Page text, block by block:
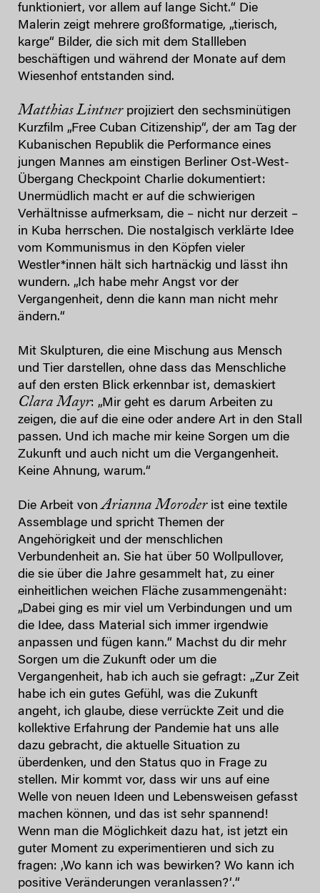
funktioniert, vor allem auf lange Sicht.“ Die
Malerin zeigt mehrere großformatige, „tierisch,
karge“ Bilder, die sich mit dem Stallleben
beschäftigen und während der Monate auf dem
Wiesenhof entstanden sind.
Matthias Lintnerprojiziert den sechsminütigen
Kurzfilm „Free Cuban Citizenship“, der am Tag der
Kubanischen Republik die Performance eines
jungen Mannes am einstigen Berliner Ost-West-
Übergang Checkpoint Charlie dokumentiert:
Unermüdlich macht er auf die schwierigen
Verhältnisse aufmerksam, die – nicht nur derzeit –
in Kuba herrschen. Die nostalgisch verklärte Idee
vom Kommunismus in den Köpfen vieler
Westler*innen hält sich hartnäckig und lässt ihn
wundern. „Ich habe mehr Angst vor der
Vergangenheit, denn die kann man nicht mehr
ändern.“
Mit Skulpturen, die eine Mischung aus Mensch
und Tier darstellen, ohne dass das Menschliche
auf den ersten Blick erkennbar ist, demaskiert
Clara Mayr: „Mir geht es darum Arbeiten zu
zeigen, die auf die eine oder andere Art in den Stall
passen. Und ich mache mir keine Sorgen um die
Zukunft und auch nicht um die Vergangenheit.
Keine Ahnung, warum.“
Die Arbeit vonArianna Moroderist eine textile
Assemblage und spricht Themen der
Angehörigkeit und der menschlichen
Verbundenheit an. Sie hat über 50 Wollpullover,
die sie über die Jahre gesammelt hat, zu einer
einheitlichen weichen Fläche zusammengenäht:
„Dabei ging es mir viel um Verbindungen und um
die Idee, dass Material sich immer irgendwie
anpassen und fügen kann.“ Machst du dir mehr
Sorgen um die Zukunft oder um die
Vergangenheit, hab ich auch sie gefragt: „Zur Zeit
habe ich ein gutes Gefühl, was die Zukunft
angeht, ich glaube, diese verrückte Zeit und die
kollektive Erfahrung der Pandemie hat uns alle
dazu gebracht, die aktuelle Situation zu
überdenken, und den Status quo in Frage zu
stellen. Mir kommt vor, dass wir uns auf eine
Welle von neuen Ideen und Lebensweisen gefasst
machen können, und das ist sehr spannend!
Wenn man die Möglichkeit dazu hat, ist jetzt ein
guter Moment zu experimentieren und sich zu
fragen: ,Wo kann ich was bewirken? Wo kann ich
positive Veränderungen veranlassen?‘.“